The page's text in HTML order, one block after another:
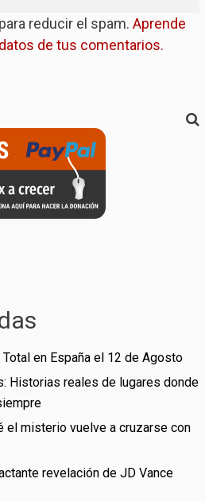
reducir el spam. Aprende
de tus comentarios.
en España el 12 de Agosto
Historias reales de lugares donde
el misterio vuelve a cruzarse con
revelación de JD Vance